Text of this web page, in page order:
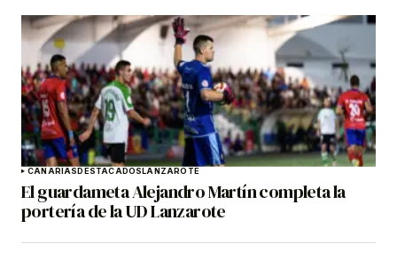
CANARIASDESTACADOSLANZAROTE
El guardameta Alejandro Martín completa la
portería de la UD Lanzarote